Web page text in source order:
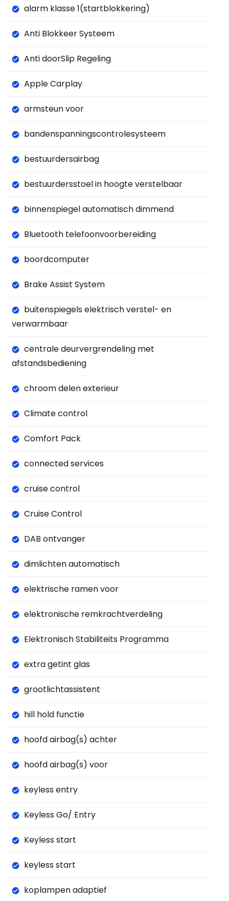
alarm klasse 1(startblokkering)
Anti Blokkeer Systeem
Anti doorSlip Regeling
Apple Carplay
armsteun voor
bandenspanningscontrolesysteem
bestuurdersairbag
bestuurdersstoel in hoogte verstelbaar
binnenspiegel automatisch dimmend
Bluetooth telefoonvoorbereiding
boordcomputer
Brake Assist System
buitenspiegels elektrisch verstel- en
verwarmbaar
centrale deurvergrendeling met
afstandsbediening
chroom delen exterieur
Climate control
Comfort Pack
connected services
cruise control
Cruise Control
DAB ontvanger
dimlichten automatisch
elektrische ramen voor
elektronische remkrachtverdeling
Elektronisch Stabiliteits Programma
extra getint glas
grootlichtassistent
hill hold functie
hoofd airbag(s) achter
hoofd airbag(s) voor
keyless entry
Keyless Go/ Entry
Keyless start
keyless start
koplampen adaptief